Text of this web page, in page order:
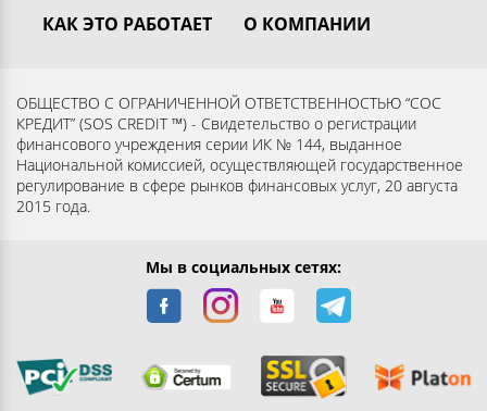
КАК ЭТО РАБОТАЕТ
Вернуть кредит
Вопросы и ответы
Партнерам
О КОМПАНИИ
Раскрытие информации
Контакты
Согласие субъекта на
обработку персональных
ОБЩЕСТВО С ОГРАНИЧЕННОЙ ОТВЕТСТВЕННОСТЬЮ “СОС
КРЕДИТ” (SOS CREDIT ™) - Свидетельство о регистрации
финансового учреждения серии ИК № 144, выданное
Национальной комиссией, осуществляющей государственное
регулирование в сфере рынков финансовых услуг, 20 августа
2015 года.
Мы в социальных сетях: